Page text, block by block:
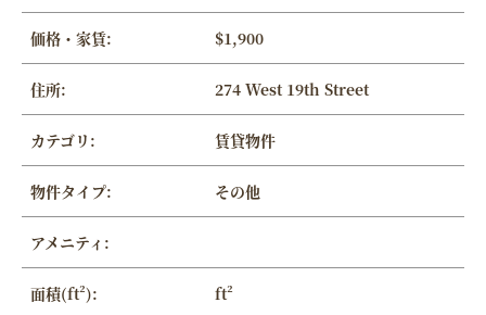
価格・家賃: $1,900
住所: 274 West 19th Street
カテゴリ: 賃貸物件
物件タイプ: その他
アメニティ:
面積(ft²): ft²